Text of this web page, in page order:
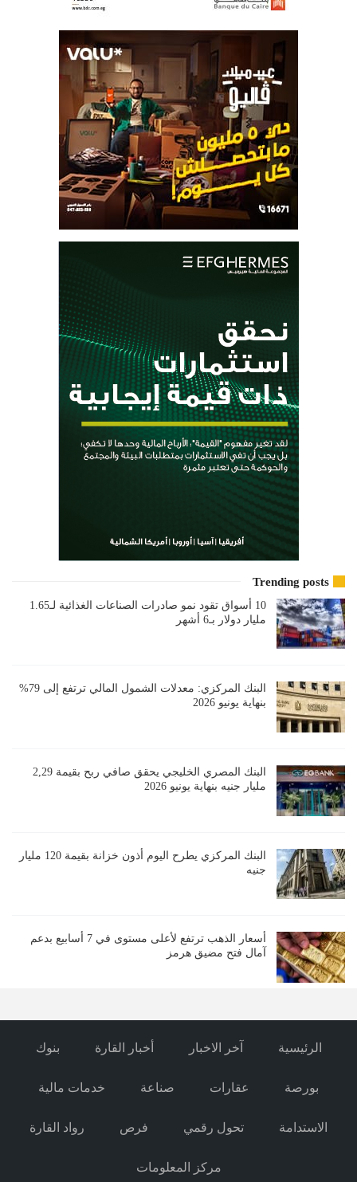
Trending posts
10 أسواق تقود نمو صادرات الصناعات الغذائية لـ1.65
مليار دولار بـ6 أشهر
البنك المركزي: معدلات الشمول المالي ترتفع إلى 79%
بنهاية يونيو 2026
البنك المصري الخليجي يحقق صافي ربح بقيمة 2,29
مليار جنيه بنهاية يونيو 2026
البنك المركزي يطرح اليوم أذون خزانة بقيمة 120 مليار
جنيه
أسعار الذهب ترتفع لأعلى مستوى في 7 أسابيع بدعم
آمال فتح مضيق هرمز
الرئيسية آخر الاخبار أخبار القارة بنوك
بورصة عقارات صناعة خدمات مالية
الاستدامة تحول رقمي فرص رواد القارة
مركز المعلومات